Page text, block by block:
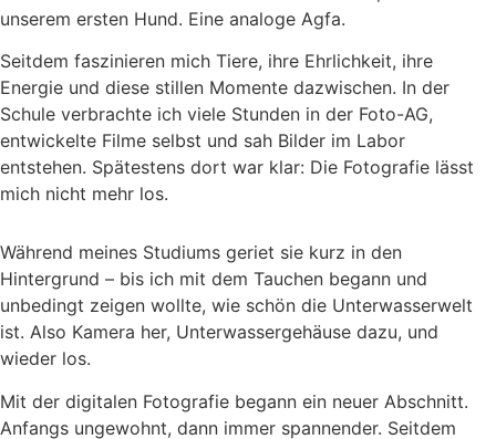
unserem ersten Hund. Eine analoge Agfa.
Seitdem faszinieren mich Tiere, ihre Ehrlichkeit, ihre
Energie und diese stillen Momente dazwischen. In der
Schule verbrachte ich viele Stunden in der Foto-AG,
entwickelte Filme selbst und sah Bilder im Labor
entstehen. Spätestens dort war klar: Die Fotografie lässt
mich nicht mehr los.
Während meines Studiums geriet sie kurz in den
Hintergrund – bis ich mit dem Tauchen begann und
unbedingt zeigen wollte, wie schön die Unterwasserwelt
ist. Also Kamera her, Unterwassergehäuse dazu, und
wieder los.
Mit der digitalen Fotografie begann ein neuer Abschnitt.
Anfangs ungewohnt, dann immer spannender. Seitdem